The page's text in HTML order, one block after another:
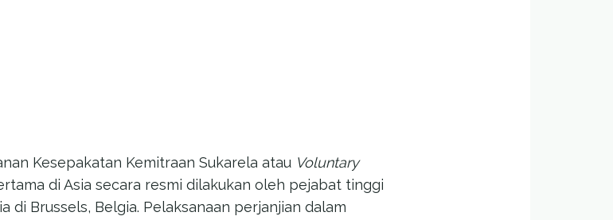
Kesepakatan Kemitraan Sukarela atau Voluntary
di Asia secara resmi dilakukan oleh pejabat tinggi
di Brussels, Belgia. Pelaksanaan perjanjian dalam